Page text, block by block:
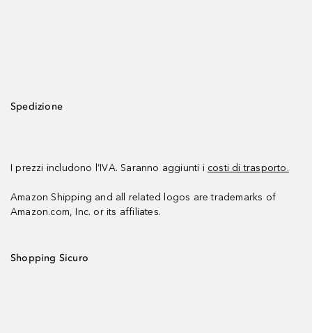
Spedizione
I prezzi includono l’IVA. Saranno aggiunti i costi di trasporto.
Amazon Shipping and all related logos are trademarks of
Amazon.com, Inc. or its affiliates.
Shopping Sicuro